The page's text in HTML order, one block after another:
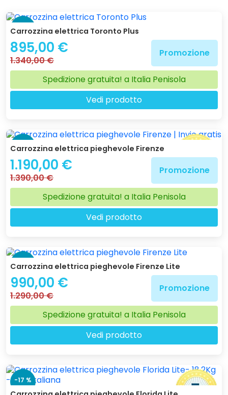
-33 %
Carrozzina elettrica Toronto Plus
895,00 €
1.340,00 €
Promozione
Spedizione gratuita! a Italia Penisola
Vedi prodotto
-14 %
Carrozzina elettrica pieghevole Firenze
1.190,00 €
1.390,00 €
Promozione
Spedizione gratuita! a Italia Penisola
Vedi prodotto
-23 %
Carrozzina elettrica pieghevole Firenze Lite
990,00 €
1.290,00 €
Promozione
Spedizione gratuita! a Italia Penisola
Vedi prodotto
-17 %